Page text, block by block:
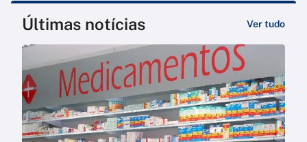
Últimas notícias Ver tudo